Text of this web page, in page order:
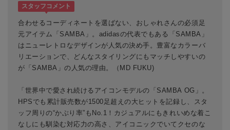
スタッフコメント
合わせるコーディネートを選ばない、おしゃれさんの必須足
元アイテム「SAMBA」。adidasの代表でもある「SAMBA」
はニューレトロなデザインが人気の決め手。豊富なカラーバ
リエーションで、どんなスタイリングにもマッチしやすいの
が「SAMBA」の人気の理由。（MD FUKU)
「世界中で愛され続けるアイコンモデルの「SAMBA OG」。
HPSでも累計販売数が1500足超えの大ヒットを記録し、スタ
ッフ周りの“かぶり率”もNo.1！カジュアルにもきれいめな着こ
なしにも馴染む対応力の高さ、アイコニックでいてクセのな